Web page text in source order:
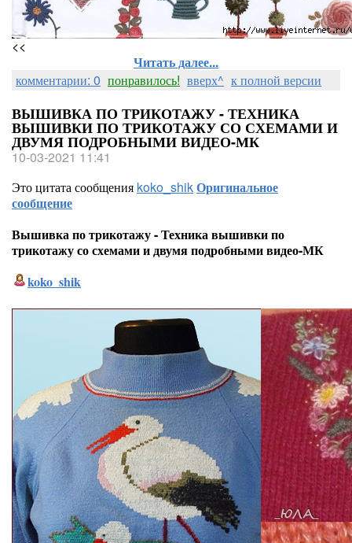
<<
Читать далее...
комментарии: 0 понравилось! вверх^ к полной версии
ВЫШИВКА ПО ТРИКОТАЖУ - ТЕХНИКА
ВЫШИВКИ ПО ТРИКОТАЖУ СО СХЕМАМИ И
ДВУМЯ ПОДРОБНЫМИ ВИДЕО-МК
10-03-2021 11:41
Это цитата сообщения koko_shikОригинальное
сообщение
Вышивка по трикотажу - Техника вышивки по
трикотажу со схемами и двумя подробными видео-МК
koko_shik